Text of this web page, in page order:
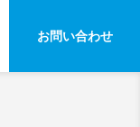
お問い合わせ